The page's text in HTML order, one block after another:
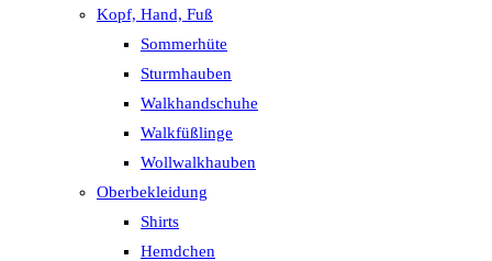
Kopf, Hand, Fuß
Sommerhüte
Sturmhauben
Walkhandschuhe
Walkfüßlinge
Wollwalkhauben
Oberbekleidung
Shirts
Hemdchen